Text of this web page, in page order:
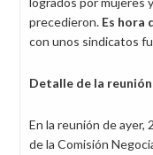
precedieron. Es hora
con unos sindicatos
Detalle de la reunión
En la reunión de ayer,
de la Comisión